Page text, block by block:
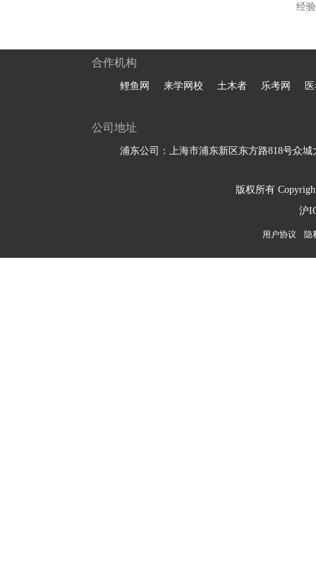
经
合作机构
鲤鱼网 来学网校 土木者 乐考网
公司地址
浦东公司：上海市浦东新区东方路818号众城
版权所有
沪
用户协议 隐